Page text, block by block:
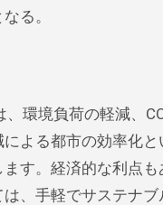
る。
、環境負荷の軽減、
よる都市の効率化と
ます。経済的な利点
、手軽でサステナブ